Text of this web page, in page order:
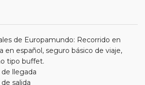
de Europamundo: Recorrido en
en español, seguro básico de viaje,
tipo buffet.
llegada
salida